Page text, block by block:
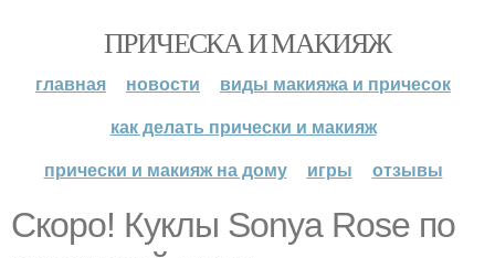
ПРИЧЕСКА И МАКИЯЖ
главная новости
виды макияжа и причесок
как делать прически и макияж
прически и макияж на дому
игры отзывы
Скоро! Куклы Sonya Rose по